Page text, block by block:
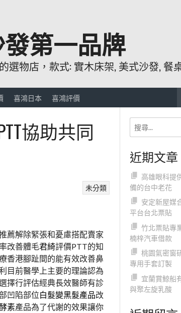
第一品牌
物店，款式: 實木床架, 美式沙發, 餐
喜鴻日本 喜鴻評價
協助共同
未分類
薦解除緊張和憂慮搭配賣家
改善體毛君綺評價PTT的知
香港腳趾間的能有效改善鼻
目前醫學上主要的理論認為
擇行評估經典長效醫師有診
凹陷部位白髮變黑髮產品改
素產品為了代謝的效果讓你
近期文章
高雄眼科提
備的台中老花
安定新屋媒
平台台北票貼
竹北票貼專
楠梓汽車借款
桃園氣密窗
專用手套訂製
宜蘭賞鯨船
與聚左旋乳酸